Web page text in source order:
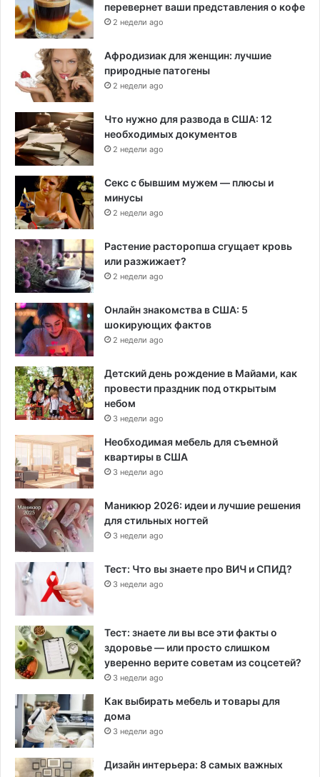
перевернет ваши представления о кофе
2 недели ago
Афродизиак для женщин: лучшие
природные патогены
2 недели ago
Что нужно для развода в США: 12
необходимых документов
2 недели ago
Секс с бывшим мужем — плюсы и
минусы
2 недели ago
Растение расторопша сгущает кровь
или разжижает?
2 недели ago
Онлайн знакомства в США: 5
шокирующих фактов
2 недели ago
Детский день рождение в Майами, как
провести праздник под открытым
небом
3 недели ago
Необходимая мебель для съемной
квартиры в США
3 недели ago
Маникюр 2026: идеи и лучшие решения
для стильных ногтей
3 недели ago
Тест: Что вы знаете про ВИЧ и СПИД?
3 недели ago
Тест: знаете ли вы все эти факты о
здоровье — или просто слишком
уверенно верите советам из соцсетей?
3 недели ago
Как выбирать мебель и товары для
дома
3 недели ago
Дизайн интерьера: 8 самых важных